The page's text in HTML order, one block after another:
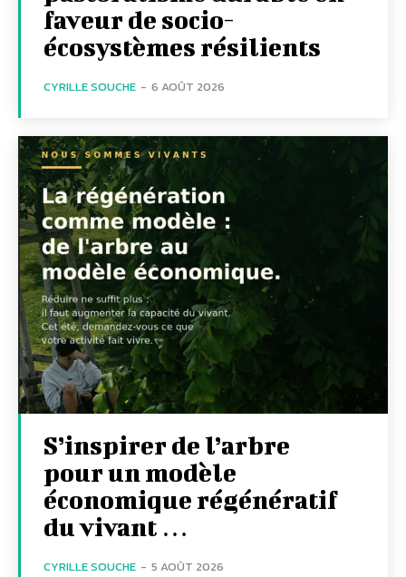
faveur de socio-
écosystèmes résilients
CYRILLE SOUCHE - 6 AOÛT 2026
S’inspirer de l’arbre
pour un modèle
économique régénératif
du vivant …
CYRILLE SOUCHE - 5 AOÛT 2026